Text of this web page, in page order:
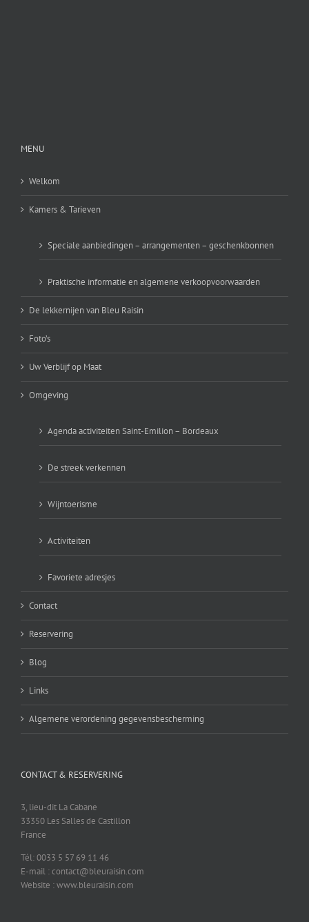
MENU
Welkom
Kamers & Tarieven
Speciale aanbiedingen – arrangementen – geschenkbonnen
Praktische informatie en algemene verkoopvoorwaarden
De lekkernijen van Bleu Raisin
Foto’s
Uw Verblijf op Maat
Omgeving
Agenda activiteiten Saint-Emilion – Bordeaux
De streek verkennen
Wijntoerisme
Activiteiten
Favoriete adresjes
Contact
Reservering
Blog
Links
Algemene verordening gegevensbescherming
CONTACT & RESERVERING
3, lieu-dit La Cabane
33350 Les Salles de Castillon
France
Tél: 0033 5 57 69 11 46
E-mail : contact@bleuraisin.com
Website : www.bleuraisin.com